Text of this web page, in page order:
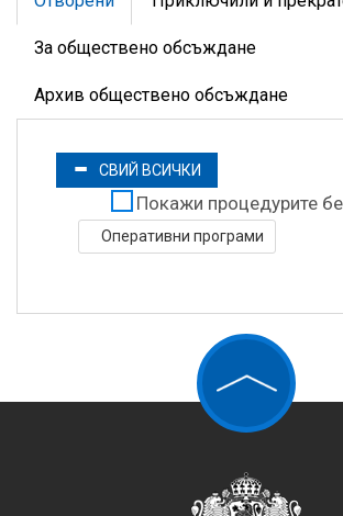
За обществено обсъждане
Архив обществено обсъждане
СВИЙ ВСИЧКИ
Покажи процедурите
Оперативни програми